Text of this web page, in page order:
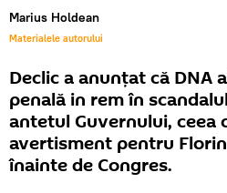
Marius Holdean
Materialele autorului
Declic a anunțat că DNA
penală in rem în
antetul Guvernului, ceea
avertisment pentru
înainte de Congres.